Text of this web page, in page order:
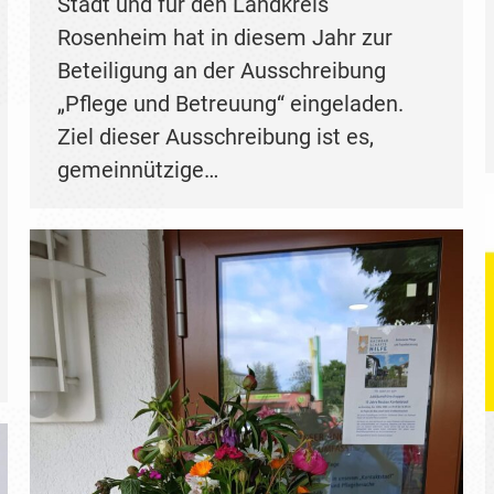
Rosenheim hat in diesem Jahr zur
Beteiligung an der Ausschreibung
„Pflege und Betreuung“ eingeladen.
Ziel dieser Ausschreibung ist es,
gemeinnützige…